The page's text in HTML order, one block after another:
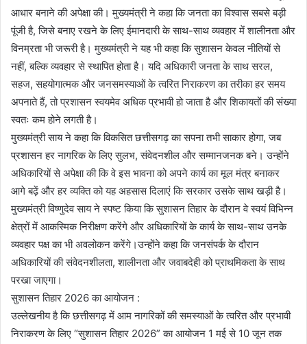
आधार बनाने की अपेक्षा की। मुख्यमंत्री ने कहा कि जनता का विश्वास सबसे बड़ी
पूंजी है, जिसे बनाए रखने के लिए ईमानदारी के साथ-साथ व्यवहार में शालीनता और
विनम्रता भी जरूरी है। मुख्यमंत्री ने यह भी कहा कि सुशासन केवल नीतियों से
नहीं, बल्कि व्यवहार से स्थापित होता है। यदि अधिकारी जनता के साथ सरल,
सहज, सहयोगात्मक और जनसमस्याओं के त्वरित निराकरण का तरीका हर समय
अपनाते हैं, तो प्रशासन स्वयमेव अधिक प्रभावी हो जाता है और शिकायतों की संख्या
स्वतः कम होने लगती है।
मुख्यमंत्री साय ने कहा कि विकसित छत्तीसगढ़ का सपना तभी साकार होगा, जब
प्रशासन हर नागरिक के लिए सुलभ, संवेदनशील और सम्मानजनक बने। उन्होंने
अधिकारियों से अपेक्षा की कि वे इस भावना को अपने कार्य का मूल मंत्र बनाकर
आगे बढ़ें और हर व्यक्ति को यह अहसास दिलाएं कि सरकार उसके साथ खड़ी है।
मुख्यमंत्री विष्णुदेव साय ने स्पष्ट किया कि सुशासन तिहार के दौरान वे स्वयं विभिन्न
क्षेत्रों में आकस्मिक निरीक्षण करेंगे और अधिकारियों के कार्य के साथ-साथ उनके
व्यवहार पक्ष का भी अवलोकन करेंगे।उन्होंने कहा कि जनसंपर्क के दौरान
अधिकारियों की संवेदनशीलता, शालीनता और जवाबदेही को प्राथमिकता के साथ
परखा जाएगा।
सुशासन तिहार 2026 का आयोजन :
उल्लेखनीय है कि छत्तीसगढ़ में आम नागरिकों की समस्याओं के त्वरित और प्रभावी
निराकरण के लिए “सुशासन तिहार 2026” का आयोजन 1 मई से 10 जून तक